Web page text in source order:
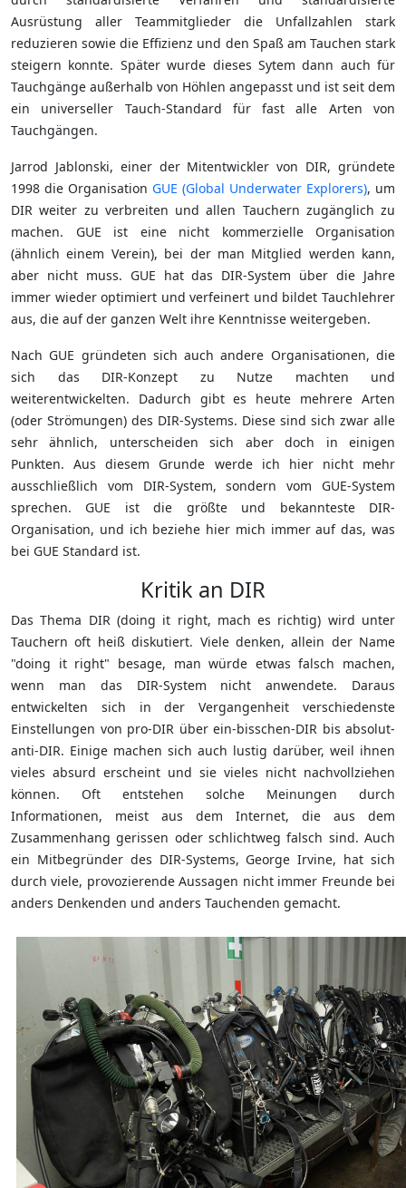
Ausrüstung aller Teammitglieder die Unfallzahlen stark
reduzieren sowie die Effizienz und den Spaß am Tauchen stark
steigern konnte. Später wurde dieses Sytem dann auch für
Tauchgänge außerhalb von Höhlen angepasst und ist seit dem
ein universeller Tauch-Standard für fast alle Arten von
Tauchgängen.
Jarrod Jablonski, einer der Mitentwickler von DIR, gründete
1998 die Organisation GUE (Global Underwater Explorers), um
DIR weiter zu verbreiten und allen Tauchern zugänglich zu
machen. GUE ist eine nicht kommerzielle Organisation
(ähnlich einem Verein), bei der man Mitglied werden kann,
aber nicht muss. GUE hat das DIR-System über die Jahre
immer wieder optimiert und verfeinert und bildet Tauchlehrer
aus, die auf der ganzen Welt ihre Kenntnisse weitergeben.
Nach GUE gründeten sich auch andere Organisationen, die
sich das DIR-Konzept zu Nutze machten und
weiterentwickelten. Dadurch gibt es heute mehrere Arten
(oder Strömungen) des DIR-Systems. Diese sind sich zwar alle
sehr ähnlich, unterscheiden sich aber doch in einigen
Punkten. Aus diesem Grunde werde ich hier nicht mehr
ausschließlich vom DIR-System, sondern vom GUE-System
sprechen. GUE ist die größte und bekannteste DIR-
Organisation, und ich beziehe hier mich immer auf das, was
bei GUE Standard ist.
Kritik an DIR
Das Thema DIR (doing it right, mach es richtig) wird unter
Tauchern oft heiß diskutiert. Viele denken, allein der Name
"doing it right" besage, man würde etwas falsch machen,
wenn man das DIR-System nicht anwendete. Daraus
entwickelten sich in der Vergangenheit verschiedenste
Einstellungen von pro-DIR über ein-bisschen-DIR bis absolut-
anti-DIR. Einige machen sich auch lustig darüber, weil ihnen
vieles absurd erscheint und sie vieles nicht nachvollziehen
können. Oft entstehen solche Meinungen durch
Informationen, meist aus dem Internet, die aus dem
Zusammenhang gerissen oder schlichtweg falsch sind. Auch
ein Mitbegründer des DIR-Systems, George Irvine, hat sich
durch viele, provozierende Aussagen nicht immer Freunde bei
anders Denkenden und anders Tauchenden gemacht.